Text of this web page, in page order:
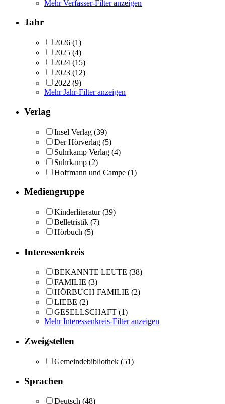
Mehr Verfasser-Filter anzeigen
Jahr
2026 (1)
2025 (4)
2024 (15)
2023 (12)
2022 (9)
Mehr Jahr-Filter anzeigen
Verlag
Insel Verlag (39)
Der Hörverlag (5)
Suhrkamp Verlag (4)
Suhrkamp (2)
Hoffmann und Campe (1)
Mediengruppe
Kinderliteratur (39)
Belletristik (7)
Hörbuch (5)
Interessenkreis
BEKANNTE LEUTE (38)
FAMILIE (3)
HÖRBUCH FAMILIE (2)
LIEBE (2)
GESELLSCHAFT (1)
Mehr Interessenkreis-Filter anzeigen
Zweigstellen
Gemeindebibliothek (51)
Sprachen
Deutsch (48)